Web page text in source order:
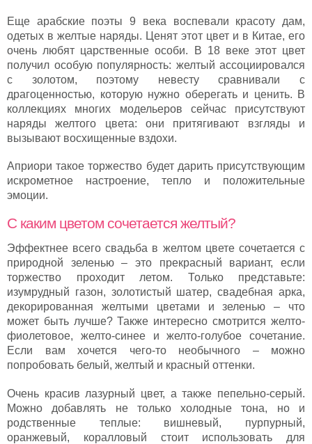
Еще арабские поэты 9 века воспевали красоту дам,
одетых в желтые наряды. Ценят этот цвет и в Китае, его
очень любят царственные особи. В 18 веке этот цвет
получил особую популярность: желтый ассоциировался
с золотом, поэтому невесту сравнивали с
драгоценностью, которую нужно оберегать и ценить. В
коллекциях многих модельеров сейчас присутствуют
наряды желтого цвета: они притягивают взгляды и
вызывают восхищенные вздохи.
Априори такое торжество будет дарить присутствующим
искрометное настроение, тепло и положительные
эмоции.
С каким цветом сочетается желтый?
Эффектнее всего свадьба в желтом цвете сочетается с
природной зеленью – это прекрасный вариант, если
торжество проходит летом. Только представьте:
изумрудный газон, золотистый шатер, свадебная арка,
декорированная желтыми цветами и зеленью – что
может быть лучше? Также интересно смотрится желто-
фиолетовое, желто-синее и желто-голубое сочетание.
Если вам хочется чего-то необычного – можно
попробовать белый, желтый и красный оттенки.
Очень красив лазурный цвет, а также пепельно-серый.
Можно добавлять не только холодные тона, но и
родственные теплые: вишневый, пурпурный,
оранжевый, коралловый стоит использовать для